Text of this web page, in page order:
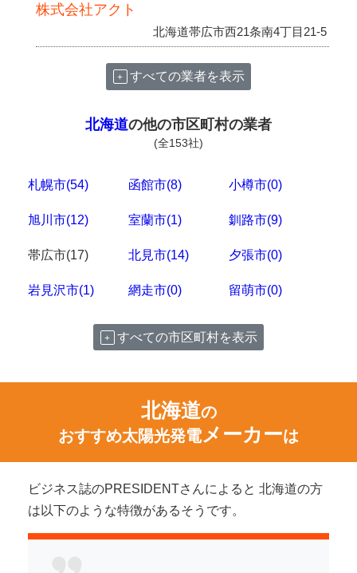
株式会社アクト
北海道帯広市西21条南4丁目21-5
すべての業者を表示
北海道の他の市区町村の業者
(全153社)
札幌市(54) 函館市(8) 小樽市(0)
旭川市(12) 室蘭市(1) 釧路市(9)
帯広市(17) 北見市(14) 夕張市(0)
岩見沢市(1) 網走市(0) 留萌市(0)
すべての市区町村を表示
北海道の
おすすめ太陽光発電メーカーは
ビジネス誌のPRESIDENTさんによると 北海道の方
は以下のような特徴があるそうです。